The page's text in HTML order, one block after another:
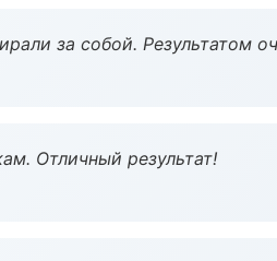
за собой. Результатом
Отличный результат!